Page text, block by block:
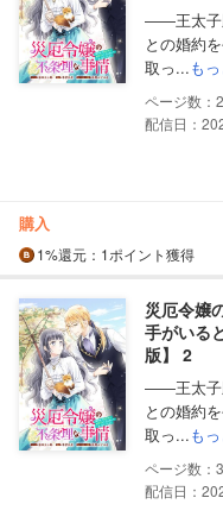
――王太子
との婚約
取っ...も
配信日：
購入
1%還元 ：1ポイント獲得
災厄令嬢
手がいる
版】 2
――王太子
との婚約
取っ...も
配信日：